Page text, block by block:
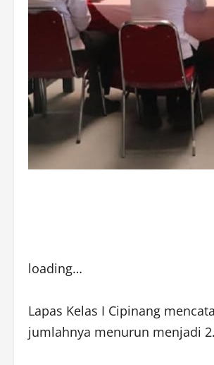
loading…
Lapas Kelas I Cipinang
jumlahnya menurun menjadi